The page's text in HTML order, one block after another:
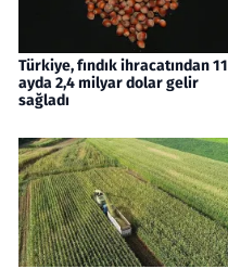
Türkiye, fındık ihracatından 11
ayda 2,4 milyar dolar gelir
sağladı